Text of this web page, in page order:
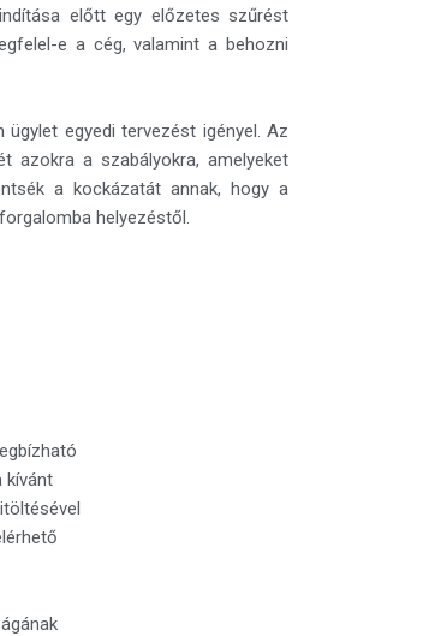
előtt egy előzetes szűrést
e a cég, valamint a behozni
egyedi tervezést igényel. Az
azokra a szabályokra, amelyeket
a kockázatát annak, hogy a
helyezéstől.
kívánt